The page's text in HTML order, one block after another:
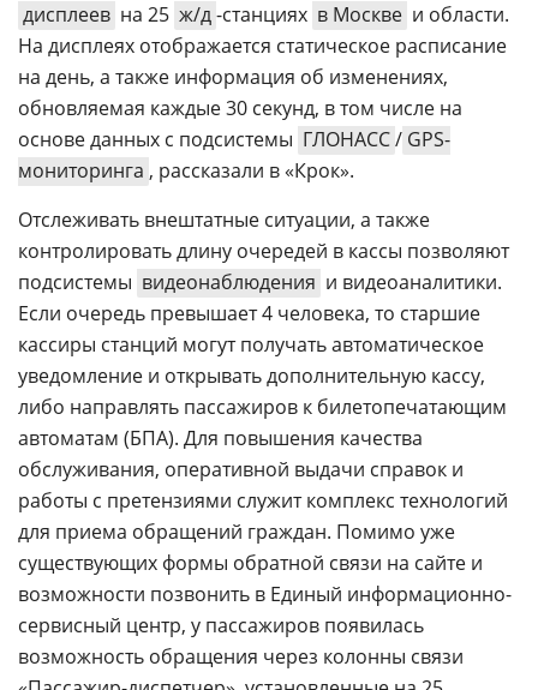
дисплеев на 25 ж/д-станциях в Москве и области.
На дисплеях отображается статическое расписание
на день, а также информация об изменениях,
обновляемая каждые 30 секунд, в том числе на
основе данных с подсистемы ГЛОНАСС/ GPS-
мониторинга , рассказали в «Крок».
Отслеживать внештатные ситуации, а также
контролировать длину очередей в кассы позволяют
подсистемы видеонаблюдения и видеоаналитики.
Если очередь превышает 4 человека, то старшие
кассиры станций могут получать автоматическое
уведомление и открывать дополнительную кассу,
либо направлять пассажиров к билетопечатающим
автоматам (БПА). Для повышения качества
обслуживания, оперативной выдачи справок и
работы с претензиями служит комплекс технологий
для приема обращений граждан. Помимо уже
существующих формы обратной связи на сайте и
возможности позвонить в Единый информационно-
сервисный центр, у пассажиров появилась
возможность обращения через колонны связи